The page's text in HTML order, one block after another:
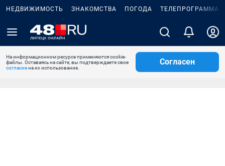
НЕДВИЖИМОСТЬ ЗНАКОМСТВА ПОГОДА ТЕЛЕПРОГРАММА
На информационном ресурсе применяются cookie-
файлы. Оставаясь на сайте, вы подтверждаете свое
согласиена их использование.
Согласен